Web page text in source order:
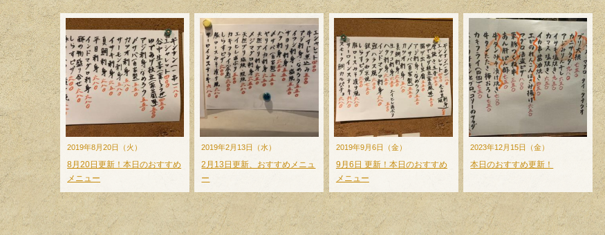
2019年8月20日（火）
8月20日更新！本日のおすすめ
メニュー
2019年2月13日（水）
2月13日更新、おすすめメニュ
ー
2019年9月6日（金）
9月6日 更新！本日のおすすめ
メニュー
2023年12月15日（金）
本日のおすすめ更新！